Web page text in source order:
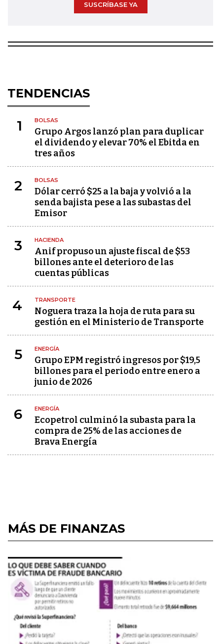
SUSCRÍBASE YA
TENDENCIAS
1 BOLSAS
Grupo Argos lanzó plan para duplicar
el dividendo y elevar 70% el Ebitda en
tres años
2 BOLSAS
Dólar cerró $25 a la baja y volvió a la
senda bajista pese a las subastas del
Emisor
3 HACIENDA
Anif propuso un ajuste fiscal de $53
billones ante el deterioro de las
cuentas públicas
4 TRANSPORTE
Noguera traza la hoja de ruta para su
gestión en el Ministerio de Transporte
5 ENERGÍA
Grupo EPM registró ingresos por $19,5
billones para el periodo entre enero a
junio de 2026
6 ENERGÍA
Ecopetrol culminó la subasta para la
compra de 25% de las acciones de
Brava Energía
MÁS DE FINANZAS